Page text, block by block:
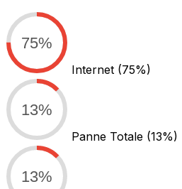
75%
Internet (75%)
13%
Panne Totale (13%)
13%